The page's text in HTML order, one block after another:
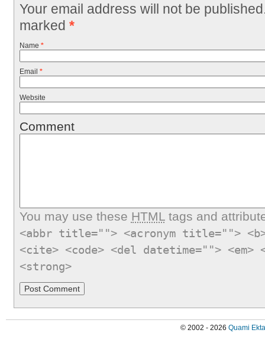
Your email address will not be
marked *
Name *
Email *
Website
Comment
You may use these HTMLtags and
<abbr title=""> <acronym title="">
<cite> <code> <del datetime="">
<strong>
© 2002 - 2026 Quami